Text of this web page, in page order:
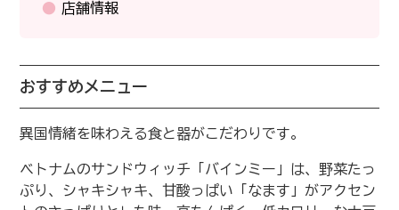
店舗情報
おすすめメニュー
異国情緒を味わえる食と器がこだわりです。
ベトナムのサンドウィッチ「バインミー」は、野菜たっ
ぷり、シャキシャキ、甘酸っぱい「なます」がアクセン